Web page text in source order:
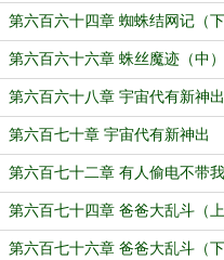
第六百六十四章 蜘蛛结网记（下
第六百六十六章 蛛丝魔迹（中）
第六百六十八章 宇宙代有新神出
（上）
第六百七十章 宇宙代有新神出
（下）
第六百七十二章 有人偷电不带我
（中）
第六百七十四章 爸爸大乱斗（上
第六百七十六章 爸爸大乱斗（下